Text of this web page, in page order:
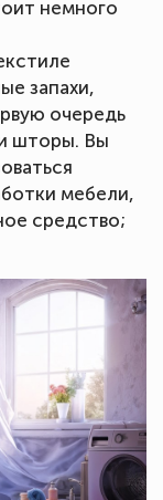
немного
запахи,
очередь
шторы. Вы
мебели,
средство;